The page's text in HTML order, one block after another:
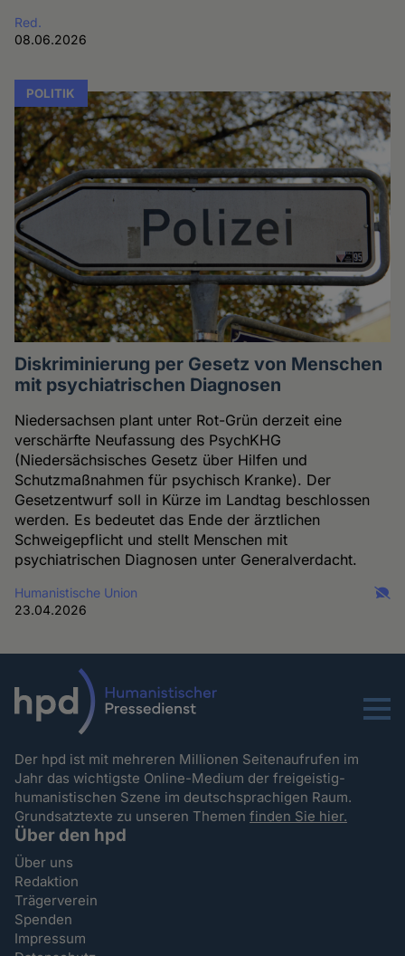
Red.
08.06.2026
POLITIK
Diskriminierung per Gesetz von Menschen
mit psychiatrischen Diagnosen
Niedersachsen plant unter Rot-Grün derzeit eine
verschärfte Neufassung des PsychKHG
(Niedersächsisches Gesetz über Hilfen und
Schutzmaßnahmen für psychisch Kranke). Der
Gesetzentwurf soll in Kürze im Landtag beschlossen
werden. Es bedeutet das Ende der ärztlichen
Schweigepflicht und stellt Menschen mit
psychiatrischen Diagnosen unter Generalverdacht.
Humanistische Union
23.04.2026
Menu
Der hpd ist mit mehreren Millionen Seitenaufrufen im
Jahr das wichtigste Online-Medium der freigeistig-
humanistischen Szene im deutschsprachigen Raum.
Grundsatztexte zu unseren Themenfinden Sie hier.
Über den hpd
Über uns
Redaktion
Trägerverein
Spenden
Impressum